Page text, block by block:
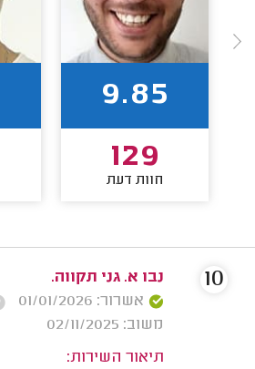
9.85
129
חוות דעת
נבו א. גני תקווה.
אשרור: 01/01/2026
משוב: 02/11/2025
תיאור השירות:
10